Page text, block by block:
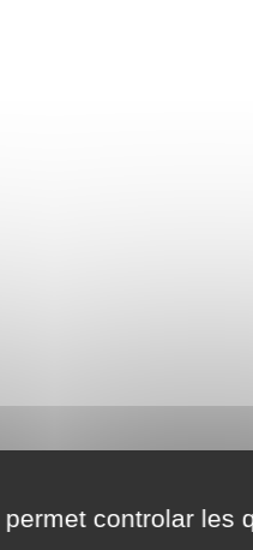
controlar les